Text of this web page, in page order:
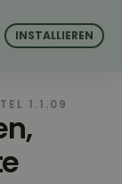
1.1.09
INSTALLIEREN